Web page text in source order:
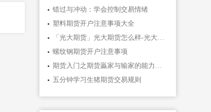
错过与冲动：学会控制交易情绪
塑料期货开户注意事项大全
「光大期货」光大期货怎么样-光大期货手
螺纹钢期货开户注意事项
五分钟学习生猪期货交易规则